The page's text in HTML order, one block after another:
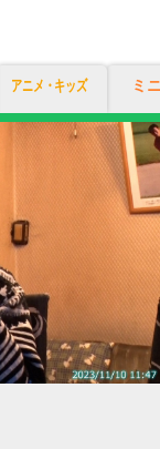
アニメ・キッズ ミ